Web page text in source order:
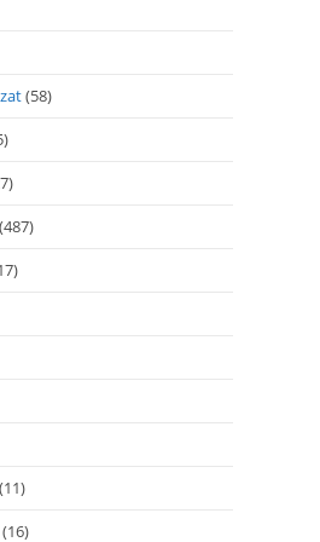
(58)
(487)
(11)
(16)